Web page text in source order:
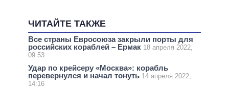
ЧИТАЙТЕ ТАКЖЕ
Все страны Евросоюза закрыли порты для
российских кораблей – Ермак 18 апреля 2022,
09:53
Удар по крейсеру «Москва»: корабль
перевернулся и начал тонуть 14 апреля 2022,
14:16